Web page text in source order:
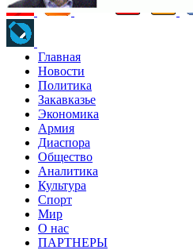
Главная
Новости
Политика
Закавказье
Экономика
Армия
Диаспора
Общество
Аналитика
Культура
Спорт
Мир
О нас
ПАРТНЕРЫ